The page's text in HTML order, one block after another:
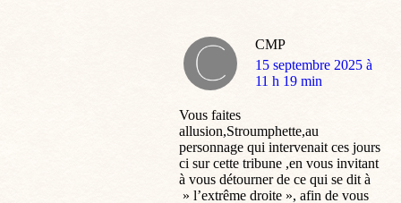
CMP
dit
:
15 septembre 2025 à
11 h 19 min
Vous faites
allusion,Stroumphette,au
personnage qui intervenait ces jours
ci sur cette tribune ,en vous invitant
à vous détourner de ce qui se dit à
» l’extrême droite », afin de vous